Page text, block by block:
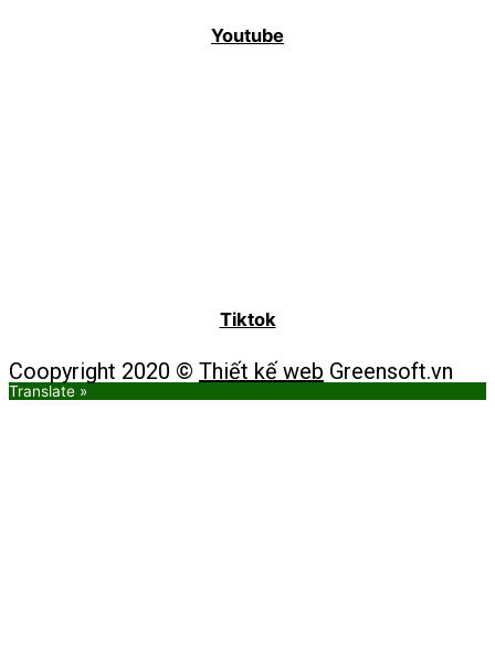
Youtube
Tiktok
Coopyright 2020 © Thiết kế web Greensoft.vn
Translate »